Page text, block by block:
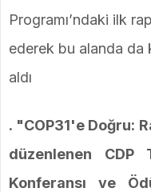
Programı’ndaki ilk
ederek bu alanda da
aldı
. "COP31'e Doğru:
düzenlenen
Konferansı ve